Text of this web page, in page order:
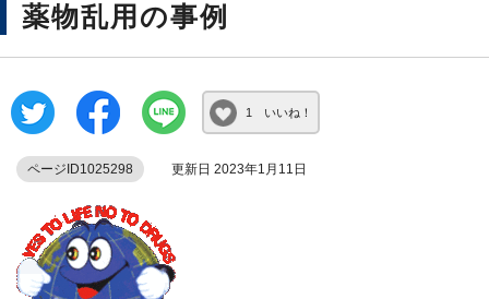
薬物乱用の事例
1 いいね！
ページID1025298 更新日 2023年1月11日